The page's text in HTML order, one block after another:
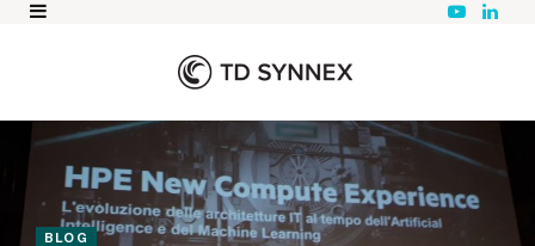
Y
e
L
BLOG